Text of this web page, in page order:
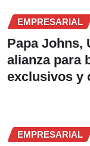
EMPRESARIAL
Papa Johns,
alianza para
exclusivos y
EMPRESARIAL